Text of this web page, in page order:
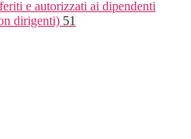
e autorizzati ai dipendenti
dirigenti) 51